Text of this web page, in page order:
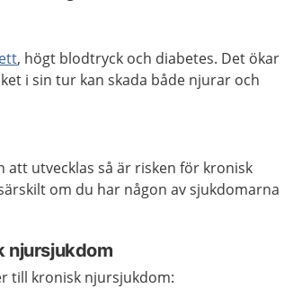
, högt blodtryck och diabetes. Det ökar
i sin tur kan skada både njurar och
utvecklas så är risken för kronisk
om du har någon av sjukdomarna
njursjukdom
till kronisk njursjukdom: